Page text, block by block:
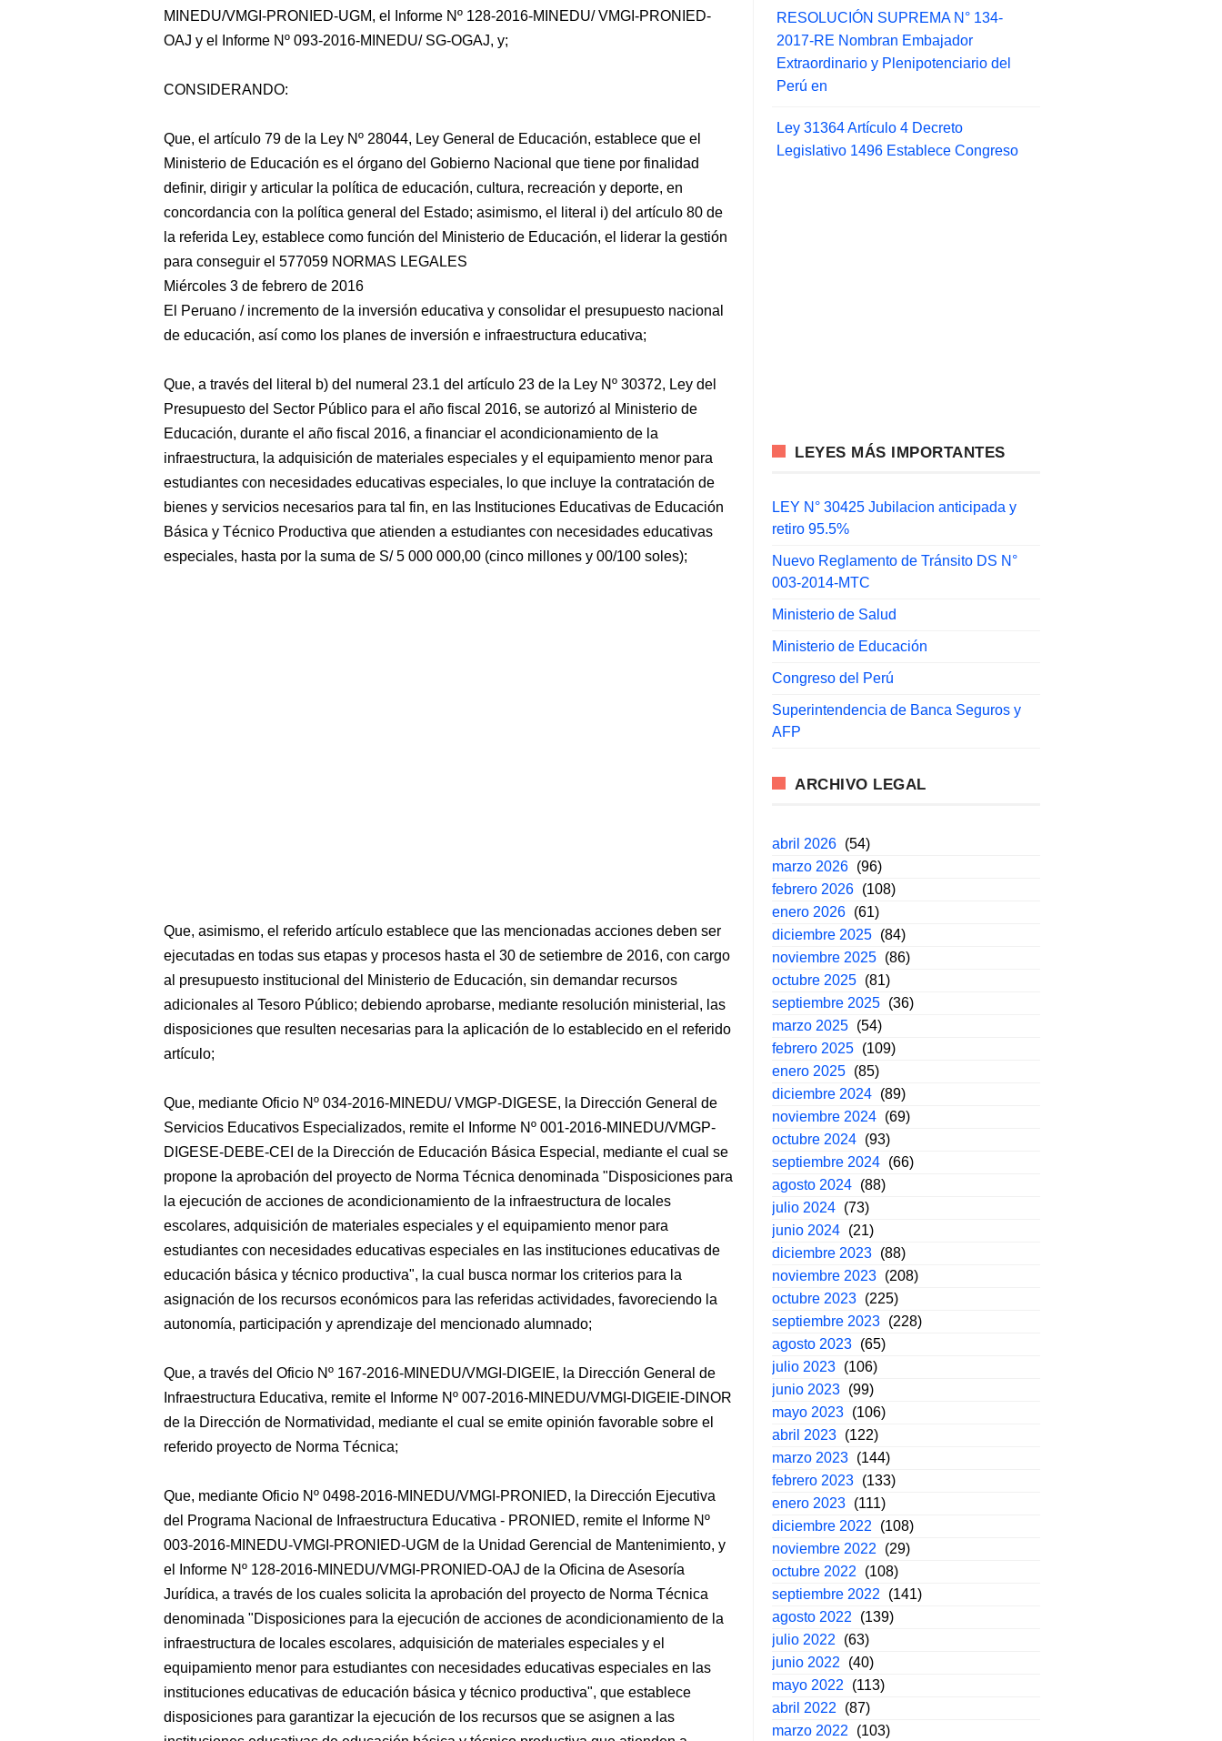
MINEDU/VMGI-PRONIED-UGM, el Informe Nº 128-2016-MINEDU/ VMGI-PRONIED-
OAJ y el Informe Nº 093-2016-MINEDU/ SG-OGAJ, y;
CONSIDERANDO:
Que, el artículo 79 de la Ley Nº 28044, Ley General de Educación, establece que el
Ministerio de Educación es el órgano del Gobierno Nacional que tiene por finalidad
definir, dirigir y articular la política de educación, cultura, recreación y deporte, en
concordancia con la política general del Estado; asimismo, el literal i) del artículo 80 de
la referida Ley, establece como función del Ministerio de Educación, el liderar la gestión
para conseguir el 577059 NORMAS LEGALES
Miércoles 3 de febrero de 2016
El Peruano / incremento de la inversión educativa y consolidar el presupuesto nacional
de educación, así como los planes de inversión e infraestructura educativa;
Que, a través del literal b) del numeral 23.1 del artículo 23 de la Ley Nº 30372, Ley del
Presupuesto del Sector Público para el año fiscal 2016, se autorizó al Ministerio de
Educación, durante el año fiscal 2016, a financiar el acondicionamiento de la
infraestructura, la adquisición de materiales especiales y el equipamiento menor para
estudiantes con necesidades educativas especiales, lo que incluye la contratación de
bienes y servicios necesarios para tal fin, en las Instituciones Educativas de Educación
Básica y Técnico Productiva que atienden a estudiantes con necesidades educativas
especiales, hasta por la suma de S/ 5 000 000,00 (cinco millones y 00/100 soles);
Que, asimismo, el referido artículo establece que las mencionadas acciones deben ser
ejecutadas en todas sus etapas y procesos hasta el 30 de setiembre de 2016, con cargo
al presupuesto institucional del Ministerio de Educación, sin demandar recursos
adicionales al Tesoro Público; debiendo aprobarse, mediante resolución ministerial, las
disposiciones que resulten necesarias para la aplicación de lo establecido en el referido
artículo;
Que, mediante Oficio Nº 034-2016-MINEDU/ VMGP-DIGESE, la Dirección General de
Servicios Educativos Especializados, remite el Informe Nº 001-2016-MINEDU/VMGP-
DIGESE-DEBE-CEI de la Dirección de Educación Básica Especial, mediante el cual se
propone la aprobación del proyecto de Norma Técnica denominada "Disposiciones para
la ejecución de acciones de acondicionamiento de la infraestructura de locales
escolares, adquisición de materiales especiales y el equipamiento menor para
estudiantes con necesidades educativas especiales en las instituciones educativas de
educación básica y técnico productiva", la cual busca normar los criterios para la
asignación de los recursos económicos para las referidas actividades, favoreciendo la
autonomía, participación y aprendizaje del mencionado alumnado;
Que, a través del Oficio Nº 167-2016-MINEDU/VMGI-DIGEIE, la Dirección General de
Infraestructura Educativa, remite el Informe Nº 007-2016-MINEDU/VMGI-DIGEIE-DINOR
de la Dirección de Normatividad, mediante el cual se emite opinión favorable sobre el
referido proyecto de Norma Técnica;
Que, mediante Oficio Nº 0498-2016-MINEDU/VMGI-PRONIED, la Dirección Ejecutiva
del Programa Nacional de Infraestructura Educativa - PRONIED, remite el Informe Nº
003-2016-MINEDU-VMGI-PRONIED-UGM de la Unidad Gerencial de Mantenimiento, y
el Informe Nº 128-2016-MINEDU/VMGI-PRONIED-OAJ de la Oficina de Asesoría
Jurídica, a través de los cuales solicita la aprobación del proyecto de Norma Técnica
denominada "Disposiciones para la ejecución de acciones de acondicionamiento de la
infraestructura de locales escolares, adquisición de materiales especiales y el
equipamiento menor para estudiantes con necesidades educativas especiales en las
instituciones educativas de educación básica y técnico productiva", que establece
disposiciones para garantizar la ejecución de los recursos que se asignen a las
RESOLUCIÓN SUPREMA N° 134-
2017-RE Nombran Embajador
Extraordinario y Plenipotenciario del
Perú en
Ley 31364 Artículo 4 Decreto
Legislativo 1496 Establece Congreso
LEYES MÁS IMPORTANTES
LEY N° 30425 Jubilacion anticipada y
retiro 95.5%
Nuevo Reglamento de Tránsito DS N°
003-2014-MTC
Ministerio de Salud
Ministerio de Educación
Congreso del Perú
Superintendencia de Banca Seguros y
AFP
ARCHIVO LEGAL
abril 2026 (54)
marzo 2026 (96)
febrero 2026 (108)
enero 2026 (61)
diciembre 2025 (84)
noviembre 2025 (86)
octubre 2025 (81)
septiembre 2025 (36)
marzo 2025 (54)
febrero 2025 (109)
enero 2025 (85)
diciembre 2024 (89)
noviembre 2024 (69)
octubre 2024 (93)
septiembre 2024 (66)
agosto 2024 (88)
julio 2024 (73)
junio 2024 (21)
diciembre 2023 (88)
noviembre 2023 (208)
octubre 2023 (225)
septiembre 2023 (228)
agosto 2023 (65)
julio 2023 (106)
junio 2023 (99)
mayo 2023 (106)
abril 2023 (122)
marzo 2023 (144)
febrero 2023 (133)
enero 2023 (111)
diciembre 2022
(108)
noviembre 2022
(29)
octubre 2022
(108)
septiembre 2022
(141)
agosto 2022
(139)
julio 2022
(63)
junio 2022
(40)
mayo 2022
(113)
abril 2022
(87)
marzo 2022
(103)